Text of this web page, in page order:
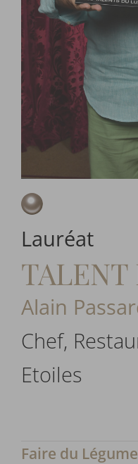
Lauréat
TALENT
Alain
Chef,
Etoiles
Faire du